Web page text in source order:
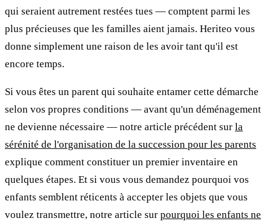
qui seraient autrement restées tues — comptent parmi les
plus précieuses que les familles aient jamais. Heriteo vous
donne simplement une raison de les avoir tant qu'il est
encore temps.
Si vous êtes un parent qui souhaite entamer cette démarche
selon vos propres conditions — avant qu'un déménagement
ne devienne nécessaire — notre article précédent sur la
sérénité de l'organisation de la succession pour les parents
explique comment constituer un premier inventaire en
quelques étapes. Et si vous vous demandez pourquoi vos
enfants semblent réticents à accepter les objets que vous
voulez transmettre, notre article sur pourquoi les enfants ne